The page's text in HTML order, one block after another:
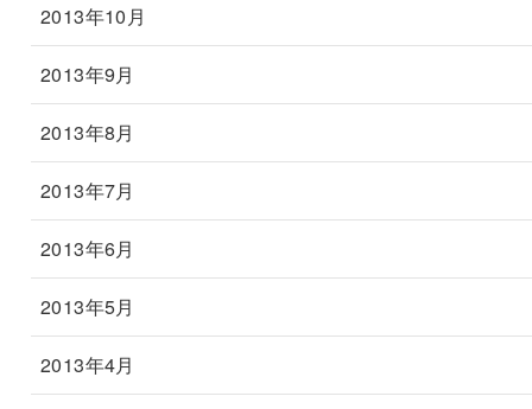
2013年10月
2013年9月
2013年8月
2013年7月
2013年6月
2013年5月
2013年4月